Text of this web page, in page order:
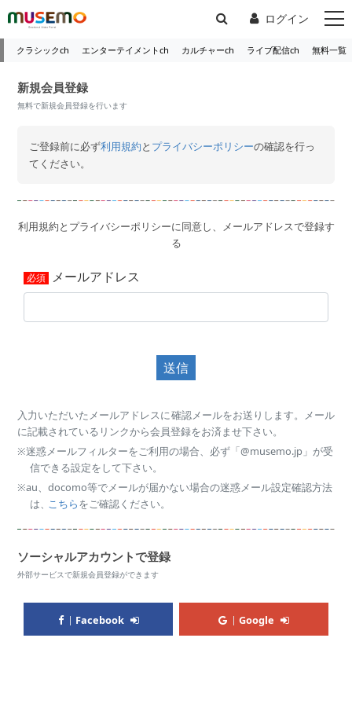
ログイン
クラシックch エンターテイメントch カルチャーch ライブ配信ch 無料一覧
新規会員登録
無料で新規会員登録を行います
ご登録前に必ず利用規約と プライバシーポリシーの確認を行っ
てください。
利用規約とプライバシーポリシーに同意し、メールアドレスで登録す
る
メールアドレス
送信
入力いただいたメールアドレスに確認メールをお送りします。メール
に記載されているリンクから会員登録をお済ませ下さい。
※迷惑メールフィルターをご利用の場合、必ず「@musemo.jp」が受
信できる設定をして下さい。
※au、docomo等でメールが届かない場合の迷惑メール設定確認方法
は、こちらをご確認ください。
ソーシャルアカウントで登録
外部サービスで新規会員登録ができます
Facebook Google